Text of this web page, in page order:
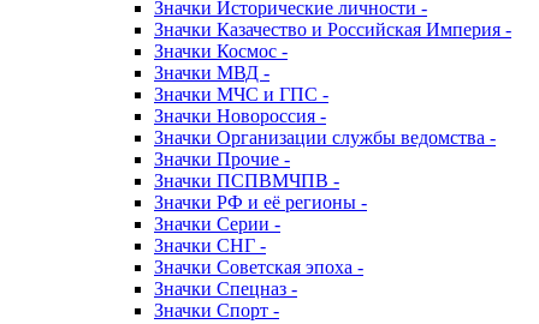
Значки Исторические личности -
Значки Казачество и Российская Империя -
Значки Космос -
Значки МВД -
Значки МЧС и ГПС -
Значки Новороссия -
Значки Организации службы ведомства -
Значки Прочие -
Значки ПСПВМЧПВ -
Значки РФ и её регионы -
Значки Серии -
Значки СНГ -
Значки Советская эпоха -
Значки Спецназ -
Значки Спорт -